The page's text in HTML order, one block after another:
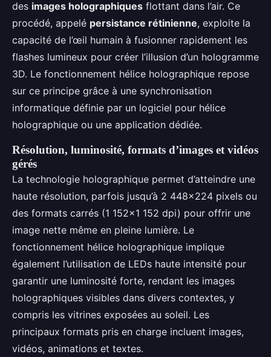
des images holographiques flottant dans l’air. Ce
procédé, appelé persistance rétinienne, exploite la
capacité de l’œil humain à fusionner rapidement les
flashes lumineux pour créer l’illusion d’un hologramme
3D. Le fonctionnement hélice holographique repose
sur ce principe grâce à une synchronisation
informatique définie par un logiciel pour hélice
holographique ou une application dédiée.
Résolution, luminosité, formats d’images et vidéos
gérés
La technologie holographique permet d’atteindre une
haute résolution, parfois jusqu’à 2 448x224 pixels ou
des formats carrés (1 152x1 152 dpi) pour offrir une
image nette même en pleine lumière. Le
fonctionnement hélice holographique implique
également l’utilisation de LEDs haute intensité pour
garantir une luminosité forte, rendant les images
holographiques visibles dans divers contextes, y
compris les vitrines exposées au soleil. Les
principaux formats pris en charge incluent images,
vidéos, animations et textes.